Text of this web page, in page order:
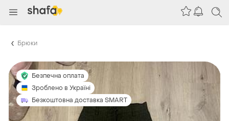
Брюки
Безпечна оплата
Зроблено в Україні
Безкоштовна доставка SMART